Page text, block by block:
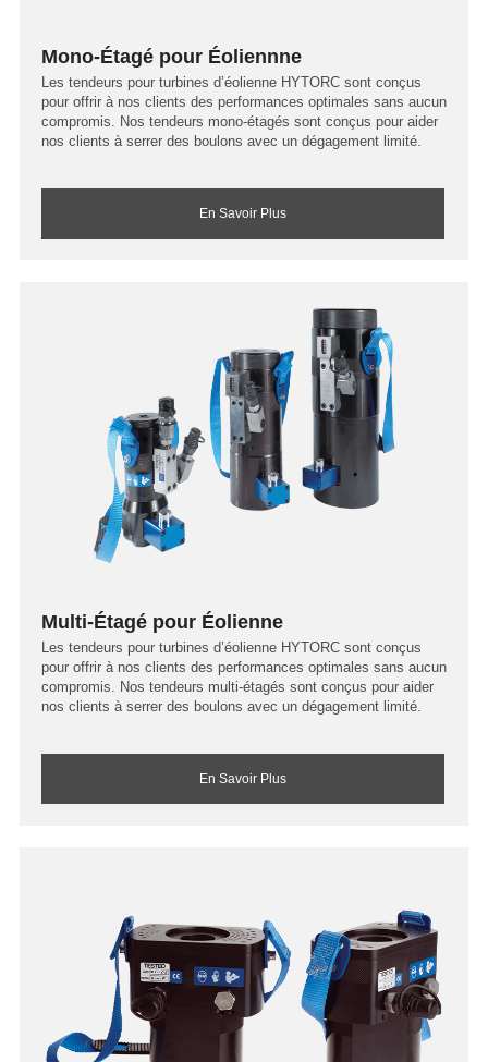
Mono-Étagé pour Éoliennne
Les tendeurs pour turbines d’éolienne HYTORC sont conçus
pour offrir à nos clients des performances optimales sans aucun
compromis. Nos tendeurs mono-étagés sont conçus pour aider
nos clients à serrer des boulons avec un dégagement limité.
En Savoir Plus
Multi-Étagé pour Éolienne
Les tendeurs pour turbines d’éolienne HYTORC sont conçus
pour offrir à nos clients des performances optimales sans aucun
compromis. Nos tendeurs multi-étagés sont conçus pour aider
nos clients à serrer des boulons avec un dégagement limité.
En Savoir Plus